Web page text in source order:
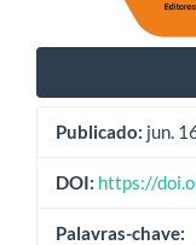
Publicado: jun.
DOI: https://
Palavras-chave: